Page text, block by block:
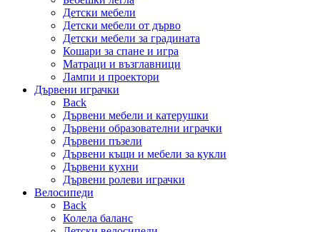
Детски мебели
Детски мебели от дърво
Детски мебели за градината
Кошари за спане и игра
Матраци и възглавници
Лампи и проектори
Дървени играчки
Back
Дървени мебели и катерушки
Дървени образователни играчки
Дървени пъзели
Дървени къщи и мебели за кукли
Дървени кухни
Дървени ролеви играчки
Велосипеди
Back
Колела баланс